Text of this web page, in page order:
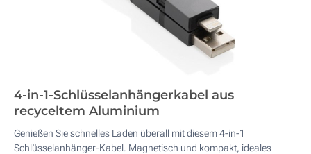
4-in-1-Schlüsselanhängerkabel aus
recyceltem Aluminium
Genießen Sie schnelles Laden überall mit diesem 4-in-1
Schlüsselanhänger-Kabel. Magnetisch und kompakt, ideales